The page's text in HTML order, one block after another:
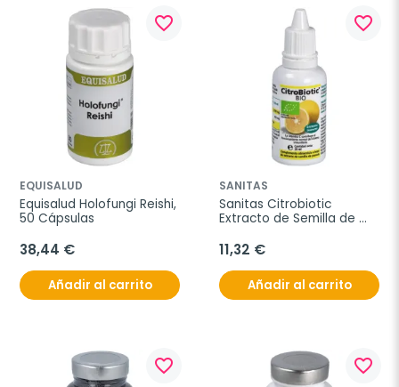
favorite_border
EQUISALUD
Equisalud Holofungi Reishi,
50 Cápsulas
38,44 €
Añadir al carrito
favorite_border
SANITAS
Sanitas Citrobiotic
Extracto de Semilla de
11,32 €
Añadir al carrito
favorite_border favorite_border